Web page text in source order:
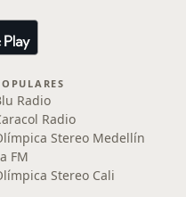
Radio
Radio
Stereo Medellín
FM
Stereo Cali